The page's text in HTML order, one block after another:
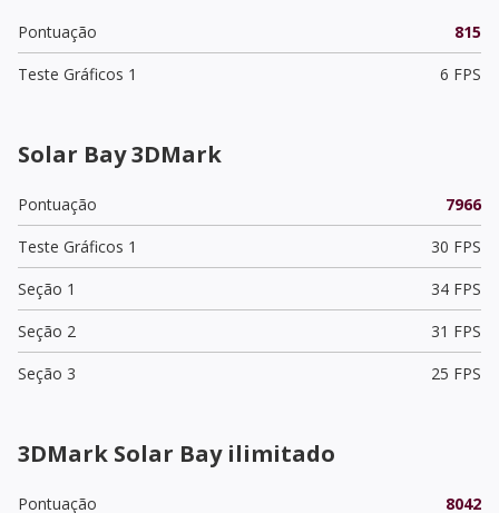
Pontuação
815
Teste Gráficos 1
6 FPS
Solar Bay 3DMark
Pontuação
7966
Teste Gráficos 1
30 FPS
Seção 1
34 FPS
Seção 2
31 FPS
Seção 3
25 FPS
3DMark Solar Bay ilimitado
Pontuação 8042